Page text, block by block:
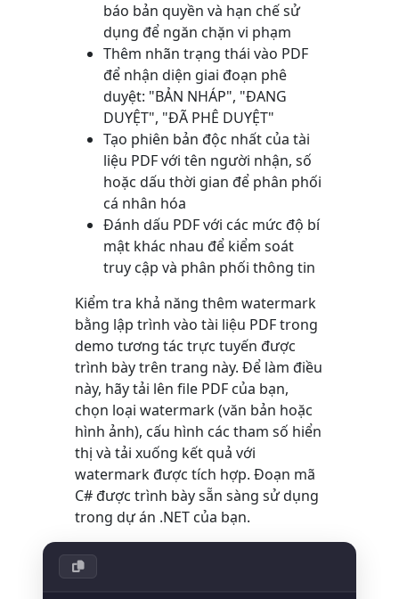
báo bản quyền và hạn chế sử
dụng để ngăn chặn vi phạm
Thêm nhãn trạng thái vào PDF
để nhận diện giai đoạn phê
duyệt: "BẢN NHÁP", "ĐANG
DUYỆT", "ĐÃ PHÊ DUYỆT"
Tạo phiên bản độc nhất của tài
liệu PDF với tên người nhận, số
hoặc dấu thời gian để phân phối
cá nhân hóa
Đánh dấu PDF với các mức độ bí
mật khác nhau để kiểm soát
truy cập và phân phối thông tin
Kiểm tra khả năng thêm watermark
bằng lập trình vào tài liệu PDF trong
demo tương tác trực tuyến được
trình bày trên trang này. Để làm điều
này, hãy tải lên file PDF của bạn,
chọn loại watermark (văn bản hoặc
hình ảnh), cấu hình các tham số hiển
thị và tải xuống kết quả với
watermark được tích hợp. Đoạn mã
C# được trình bày sẵn sàng sử dụng
trong dự án .NET của bạn.